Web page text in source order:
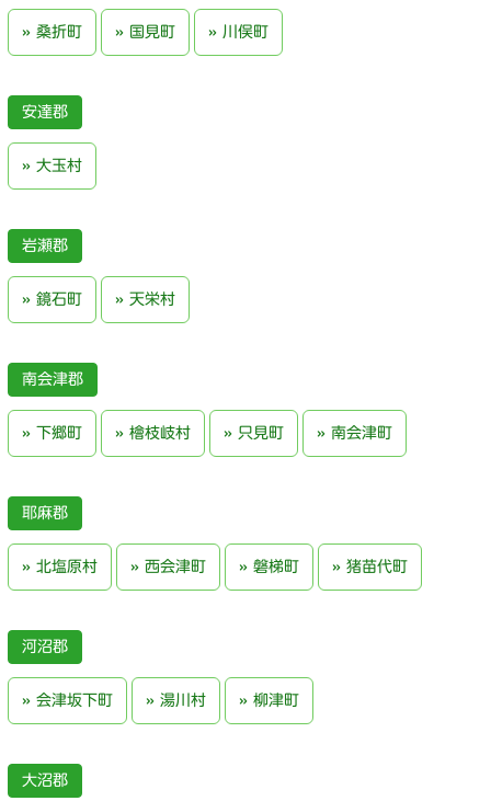
桑折町 国見町 川俣町
安達郡
大玉村
岩瀬郡
鏡石町 天栄村
南会津郡
下郷町 檜枝岐村 只見町 南会津町
耶麻郡
北塩原村 西会津町 磐梯町 猪苗代町
河沼郡
会津坂下町 湯川村 柳津町
大沼郡